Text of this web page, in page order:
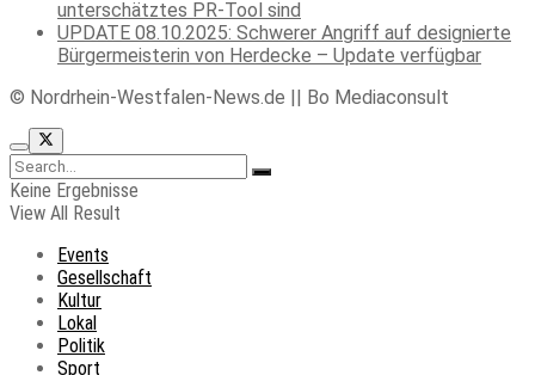
unterschätztes PR-Tool sind
UPDATE 08.10.2025: Schwerer Angriff auf designierte
Bürgermeisterin von Herdecke – Update verfügbar
© Nordrhein-Westfalen-News.de || Bo Mediaconsult
Keine Ergebnisse
View All Result
Events
Gesellschaft
Kultur
Lokal
Politik
Sport